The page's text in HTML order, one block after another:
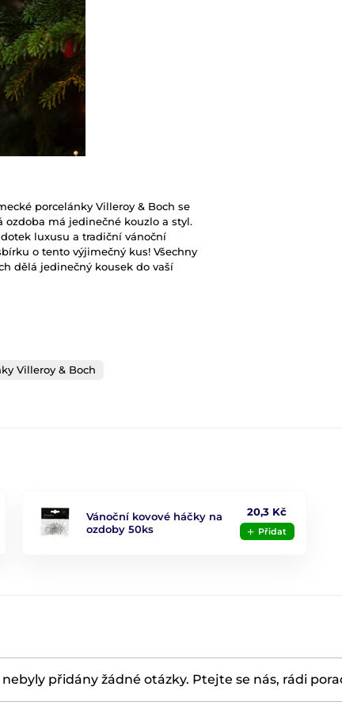
porcelánky Villeroy & Boch se
ozdoba má jedinečné kouzlo a styl.
luxusu a tradiční vánoční
o tento výjimečný kus! Všechny
dělá jedinečný kousek do vaší
Villeroy & Boch
Vánoční kovové háčky na
ozdoby 50ks
20,3 Kč
Přidat
nebyly přidány žádné otázky. Ptejte se nás, rádi